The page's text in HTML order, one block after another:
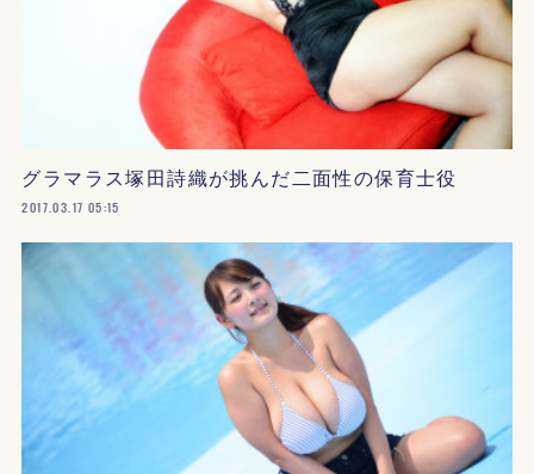
グラマラス塚田詩織が挑んだ二面性の保育士役
2017.03.17 05:15